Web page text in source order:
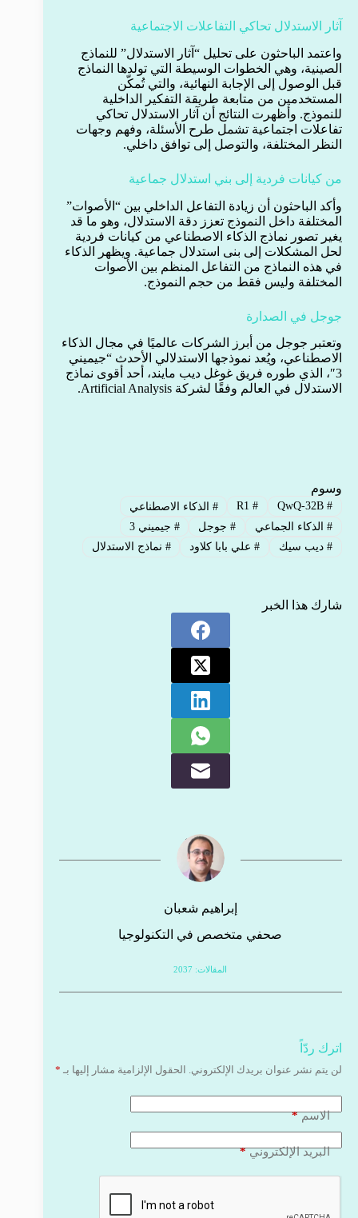
آثار الاستدلال تحاكي التفاعلات الاجتماعية
واعتمد الباحثون على تحليل “آثار الاستدلال” للنماذج
الصينية، وهي الخطوات الوسيطة التي تولدها النماذج
قبل الوصول إلى الإجابة النهائية، والتي تُمكّن
المستخدمين من متابعة طريقة التفكير الداخلية
للنموذج. وأظهرت النتائج أن آثار الاستدلال تحاكي
تفاعلات اجتماعية تشمل طرح الأسئلة، وفهم وجهات
النظر المختلفة، والتوصل إلى توافق داخلي.
من كيانات فردية إلى بني استدلال جماعية
وأكد الباحثون أن زيادة التفاعل الداخلي بين “الأصوات”
المختلفة داخل النموذج تعزز دقة الاستدلال، وهو ما قد
يغير تصور نماذج الذكاء الاصطناعي من كيانات فردية
لحل المشكلات إلى بنى استدلال جماعية. ويظهر الذكاء
في هذه النماذج من التفاعل المنظم بين الأصوات
المختلفة وليس فقط من حجم النموذج.
جوجل في الصدارة
وتعتبر جوجل من أبرز الشركات عالميًا في مجال الذكاء
الاصطناعي، ويُعد نموذجها الاستدلالي الأحدث “جيميني
3″، الذي طوره فريق غوغل ديب مايند، أحد أقوى نماذج
الاستدلال في العالم وفقًا لشركة Artificial Analysis.
وسوم
#
QwQ-32B
#
R1
# الذكاء الاصطناعي
#الذكاء الجماعي #جوجل # جيميني 3
#ديب سيك #علي بابا كلاود # نماذج الاستدلال
شارك هذا الخبر
إبراهيم شعبان
صحفي متخصص في التكنولوجيا
المقالات: 2037
اترك ردّاً
لن يتم نشر عنوان بريدك الإلكتروني. الحقول الإلزامية مشار إليها بـ *
الاسم*
البريد الإلكتروني*